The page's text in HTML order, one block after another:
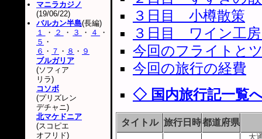
３日目 小樽散策
３日目 ワイン工房
今回のフライトと
今回の旅行の経費
◇ 国内旅行記一覧
タイトル 旅行日時都道府県
大
マニラカジノ
(19/06/22)
バルカン半島(長編)
１
・ ２ ・ ３ ・ ４
・
５ ・
６ ・ ７ ・ ８ ・ ９
ブルガリア
(ソフィア
リラ)
コソボ
(プリズレン
デチャニ)
北マケドニア
(スコピエ
オフリド)